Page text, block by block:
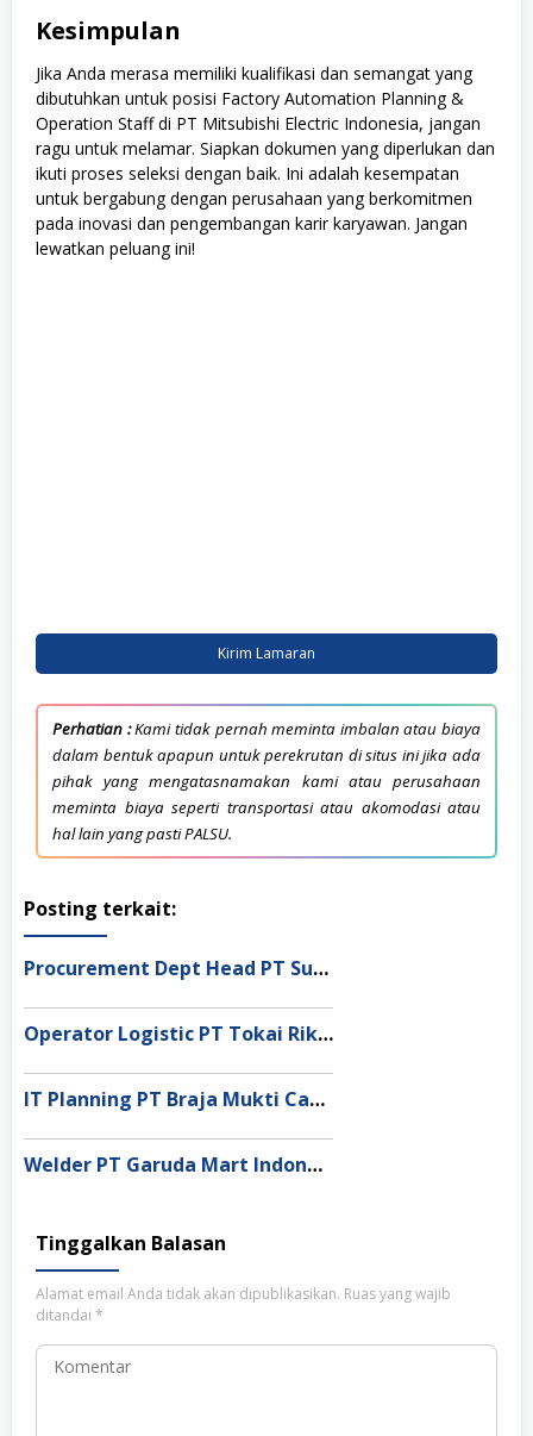
Kesimpulan
Jika Anda merasa memiliki kualifikasi dan semangat yang
dibutuhkan untuk posisi Factory Automation Planning &
Operation Staff di PT Mitsubishi Electric Indonesia, jangan
ragu untuk melamar. Siapkan dokumen yang diperlukan dan
ikuti proses seleksi dengan baik. Ini adalah kesempatan
untuk bergabung dengan perusahaan yang berkomitmen
pada inovasi dan pengembangan karir karyawan. Jangan
lewatkan peluang ini!
Kirim Lamaran
Perhatian :Kami tidak pernah meminta imbalan atau biaya
dalam bentuk apapun untuk perekrutan di situs ini jika ada
pihak yang mengatasnamakan kami atau perusahaan
meminta biaya seperti transportasi atau akomodasi atau
hal lain yang pasti PALSU.
Posting terkait:
Procurement Dept Head PT Surganya Motor Indonesia, Depok
Operator Logistic PT Tokai Rika Indonesia, Bandung
IT Planning PT Braja Mukti Cakra, Bekasi
Welder PT Garuda Mart Indonesia, Bekasi
Tinggalkan Balasan
Alamat email Anda tidak akan dipublikasikan. Ruas yang wajib
ditandai *